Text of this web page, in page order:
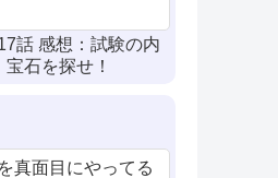
話 感想：試験の内
石を探せ！
真面目にやってる